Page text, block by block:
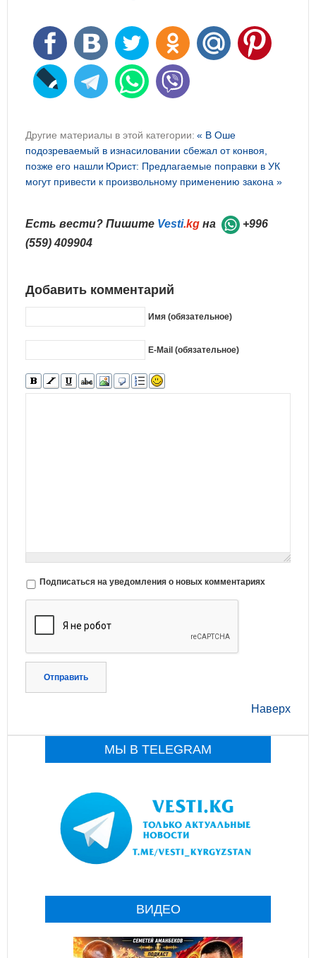
Другие материалы в этой категории: « В Оше
подозреваемый в изнасиловании сбежал от конвоя,
позже его нашли Юрист: Предлагаемые поправки в УК
могут привести к произвольному применению закона »
Есть вести? Пишите Vesti.kg на
+996
(559) 409904
Добавить комментарий
Имя (обязательное)
E-Mail (обязательное)
Подписаться на уведомления о новых комментариях
Отправить
Наверх
МЫ В TELEGRAM
ВИДЕО